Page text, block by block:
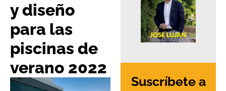
y diseño
para las
piscinas de
verano 2022
Suscríbete a